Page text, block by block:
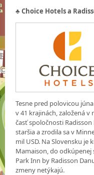
♣ Choice Hotels a
Tesne pred polovicou
v 41 krajinách, založená
časť spoločnosti
staršia a zrodila sa v
mil USD. Na Slovensku je
Mamaison, do odkúpenej
Park Inn by Radisson
zmeny netýkajú.